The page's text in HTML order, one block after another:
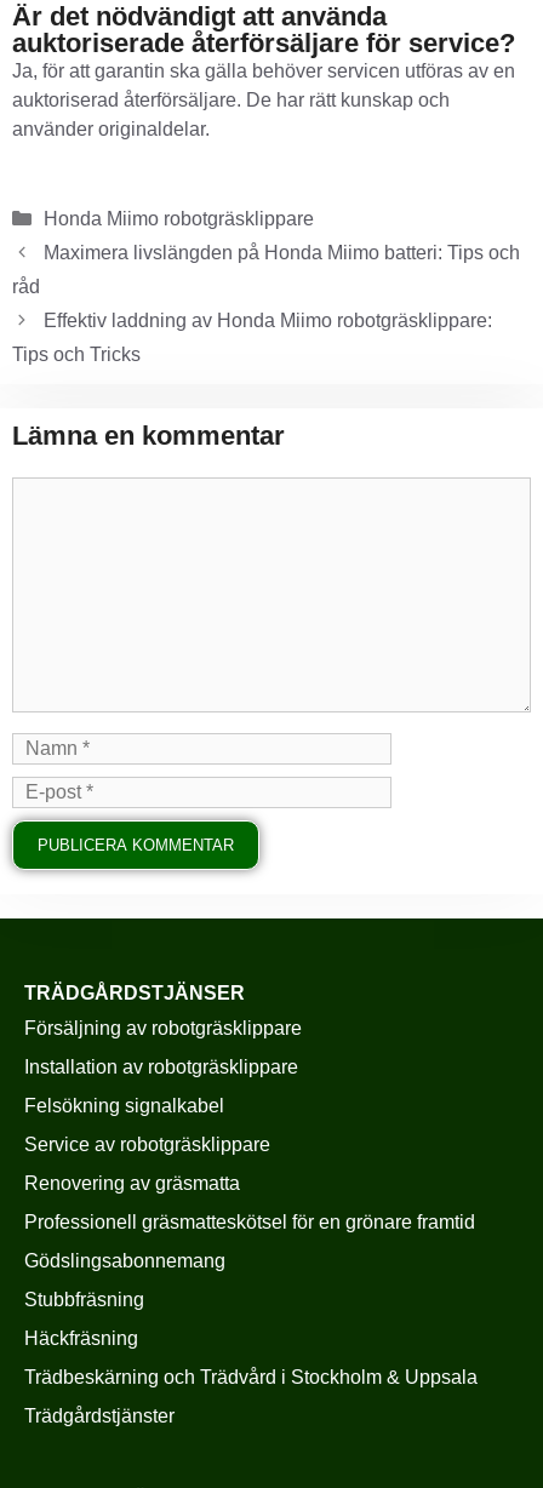
Är det nödvändigt att använda
auktoriserade återförsäljare för service?
Ja, för att garantin ska gälla behöver servicen utföras av en
auktoriserad återförsäljare. De har rätt kunskap och
använder originaldelar.
Honda Miimo robotgräsklippare
Maximera livslängden på Honda Miimo batteri: Tips och
råd
Effektiv laddning av Honda Miimo robotgräsklippare:
Tips och Tricks
Lämna en kommentar
TRÄDGÅRDSTJÄNSER
Försäljning av robotgräsklippare
Installation av robotgräsklippare
Felsökning signalkabel
Service av robotgräsklippare
Renovering av gräsmatta
Professionell gräsmatteskötsel för en grönare framtid
Gödslingsabonnemang
Stubbfräsning
Häckfräsning
Trädbeskärning och Trädvård i Stockholm & Uppsala
Trädgårdstjänster